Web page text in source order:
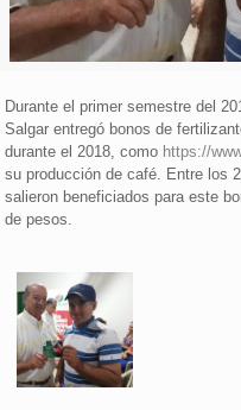
Durante el primer semestre del
Salgar entregó bonos de
durante el 2018, como https://
su producción de café. Entre los
salieron beneficiados para este
de pesos.